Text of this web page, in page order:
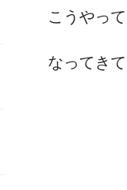
こうやっ
なってき